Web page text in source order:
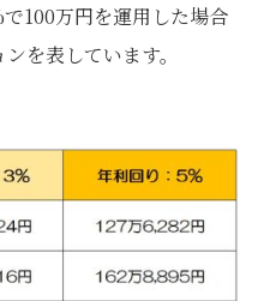
100万円を運用した場合
を表しています。